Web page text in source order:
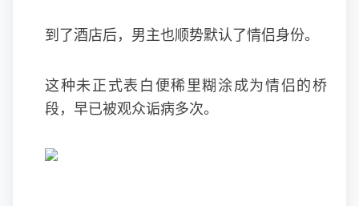
到了酒店后，男主也顺势默认了情侣身份。
这种未正式表白便稀里糊涂成为情侣的桥
段，早已被观众诟病多次。